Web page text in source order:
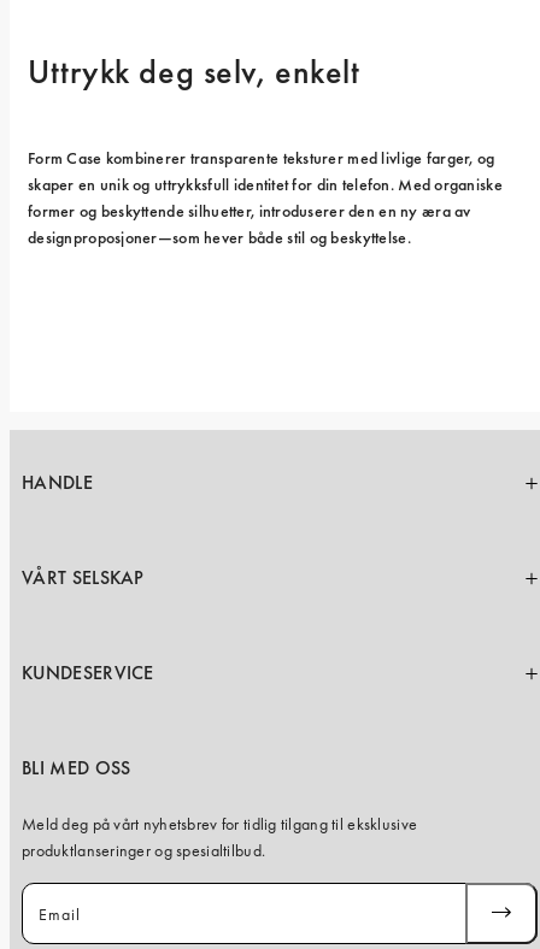
Uttrykk deg selv, enkelt
Form Case kombinerer transparente teksturer med livlige farger, og
skaper en unik og uttrykksfull identitet for din telefon. Med organiske
former og beskyttende silhuetter, introduserer den en ny æra av
designproposjoner—som hever både stil og beskyttelse.
HANDLE
VÅRT SELSKAP
KUNDESERVICE
BLI MED OSS
Meld deg på vårt nyhetsbrev for tidlig tilgang til eksklusive
produktlanseringer og spesialtilbud.
Email